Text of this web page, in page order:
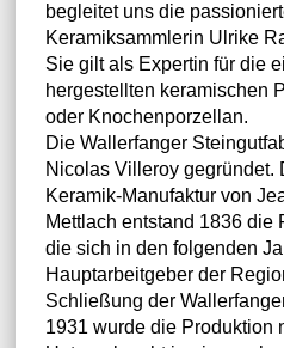
begleitet uns die
Keramiksammlerin Ulrike
Sie gilt als Expertin für die
hergestellten keramischen
oder Knochenporzellan.
Die Wallerfanger
Nicolas Villeroy gegründet.
Keramik-Manufaktur von
Mettlach entstand 1836 die
die sich in den folgenden
Hauptarbeitgeber der
Schließung der
1931 wurde die Produktion